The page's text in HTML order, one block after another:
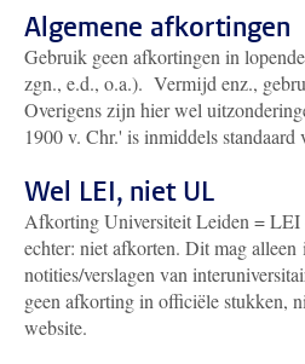
Algemene afkortingen
Gebruik geen afkortingen in
zgn., e.d., o.a.). Vermijd enz.,
Overigens zijn hier wel
1900 v. Chr.' is inmiddels standaard
Wel LEI, niet UL
Afkorting Universiteit Leiden =
echter: niet afkorten. Dit mag
notities/verslagen van
geen afkorting in officiële stukken,
website.